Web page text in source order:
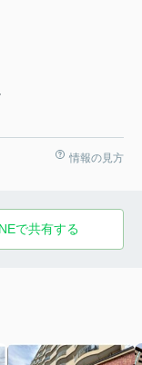
情報の見方
で共有する